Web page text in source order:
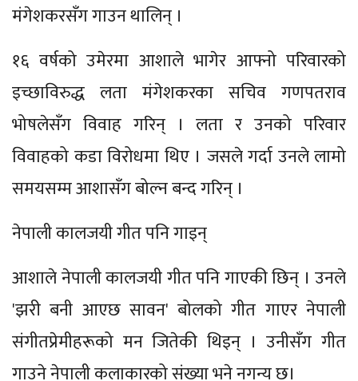
मंगेशकरसँग गाउन थालिन् ।
१६ वर्षको उमेरमा आशाले भागेर आफ्नो परिवारको
इच्छाविरुद्ध लता मंगेशकरका सचिव गणपतराव
भोषलेसँग विवाह गरिन् । लता र उनको परिवार
विवाहको कडा विरोधमा थिए । जसले गर्दा उनले लामो
समयसम्म आशासँग बोल्न बन्द गरिन् ।
नेपाली कालजयी गीत पनि गाइन्
आशाले नेपाली कालजयी गीत पनि गाएकी छिन् । उनले
'झरी बनी आएछ सावन' बोलको गीत गाएर नेपाली
संगीतप्रेमीहरूको मन जितेकी थिइन् । उनीसँग गीत
गाउने नेपाली कलाकारको संख्या भने नगन्य छ।